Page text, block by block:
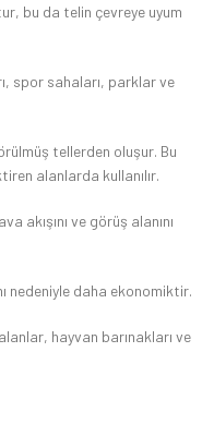
bu da telin çevreye uyum
spor sahaları, parklar ve
tellerden oluşur. Bu
alanlarda kullanılır.
akışını ve görüş alanını
nedeniyle daha ekonomiktir.
hayvan barınakları ve